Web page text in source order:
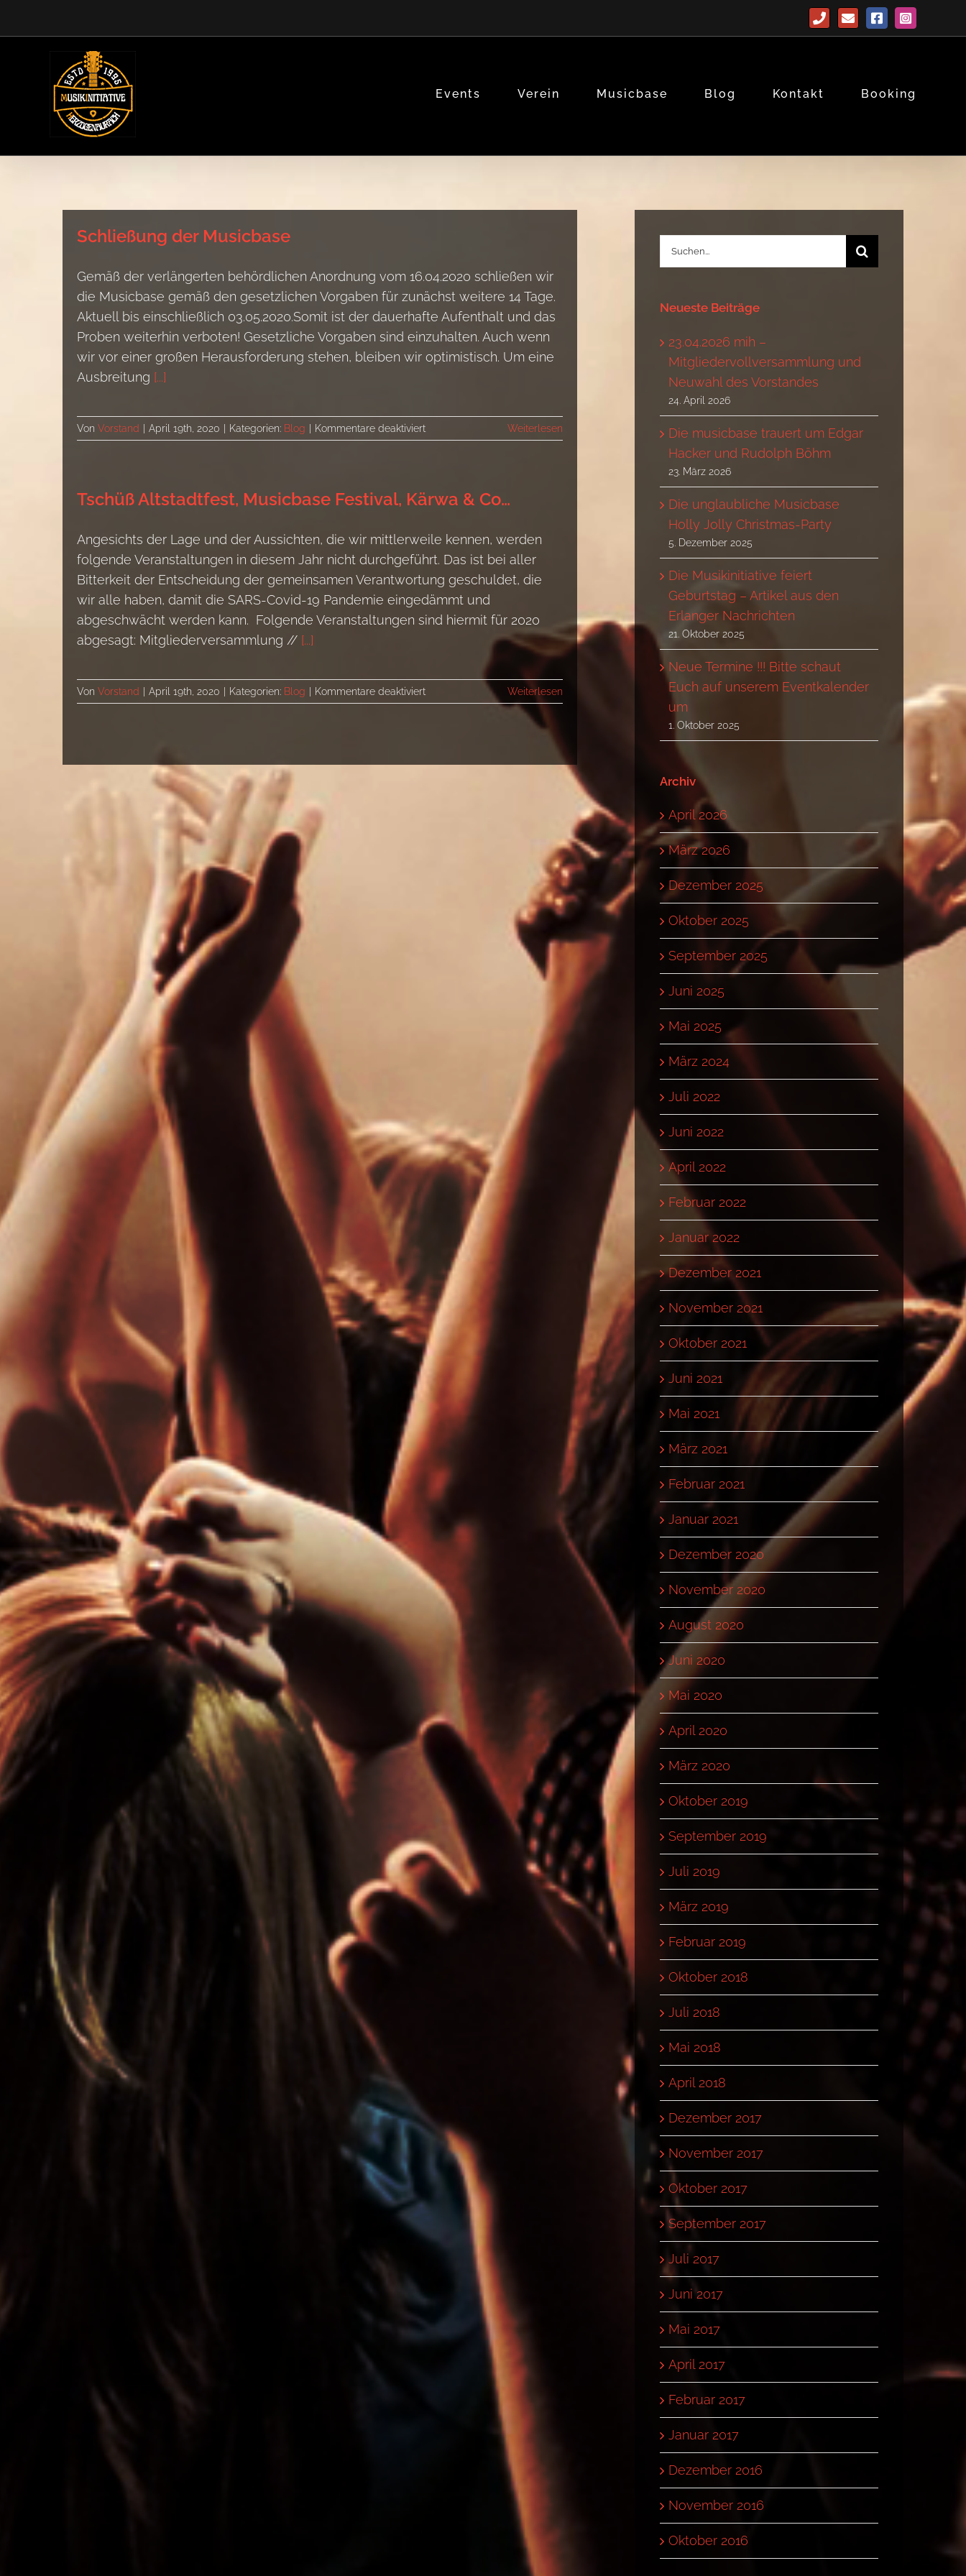
springen
Telefon
E-
Mail
FacebookInstagram
Events Verein Musicbase Blog Kontakt Booking
Schließung der Musicbase
Gemäß der verlängerten behördlichen Anordnung vom 16.04.2020 schließen wir
die Musicbase gemäß den gesetzlichen Vorgaben für zunächst weitere 14 Tage.
Aktuell bis einschließlich 03.05.2020.Somit ist der dauerhafte Aufenthalt und das
Proben weiterhin verboten! Gesetzliche Vorgaben sind einzuhalten. Auch wenn
wir vor einer großen Herausforderung stehen, bleiben wir optimistisch. Um eine
Ausbreitung [...]
Von Vorstand April 19th, 2020 Kategorien: Blog Kommentare deaktiviertfür
Schließung
Weiterlesen
Tschüß Altstadtfest, Musicbase Festival, Kärwa & Co…
Angesichts der Lage und der Aussichten, die wir mittlerweile kennen, werden
folgende Veranstaltungen in diesem Jahr nicht durchgeführt. Das ist bei aller
Bitterkeit der Entscheidung der gemeinsamen Verantwortung geschuldet, die
wir alle haben, damit die SARS-Covid-19 Pandemie eingedämmt und
abgeschwächt werden kann. Folgende Veranstaltungen sind hiermit für 2020
abgesagt: Mitgliederversammlung // [...]
Von Vorstand April 19th, 2020 Kategorien: Blog Kommentare deaktiviertfür
Tschüß
Weiterlesen
Suche
nach:
Neueste Beiträge
23.04.2026 mih –
Mitgliedervollversammlung und
Neuwahl des Vorstandes
24. April 2026
Die musicbase trauert um Edgar
Hacker und Rudolph Böhm
23. März 2026
Die unglaubliche Musicbase
Holly Jolly Christmas-Party
5. Dezember 2025
Die Musikinitiative feiert
Geburtstag – Artikel aus den
Erlanger Nachrichten
21. Oktober 2025
Neue Termine !!! Bitte schaut
Euch auf unserem Eventkalender
um
1. Oktober 2025
Archiv
April 2026
März 2026
Dezember 2025
Oktober 2025
September 2025
Juni 2025
Mai 2025
März 2024
Juli 2022
Juni 2022
April 2022
Februar 2022
Januar 2022
Dezember 2021
November 2021
Oktober 2021
Juni 2021
Mai 2021
März 2021
Februar 2021
Januar 2021
Dezember 2020
November 2020
August 2020
Juni 2020
Mai 2020
April 2020
März 2020
Oktober 2019
September 2019
Juli 2019
März 2019
Februar 2019
Oktober 2018
Juli 2018
Mai 2018
April 2018
Dezember 2017
November 2017
Oktober 2017
September 2017
Juli 2017
Juni 2017
Mai 2017
April 2017
Februar 2017
Januar 2017
Dezember 2016
November 2016
Oktober 2016